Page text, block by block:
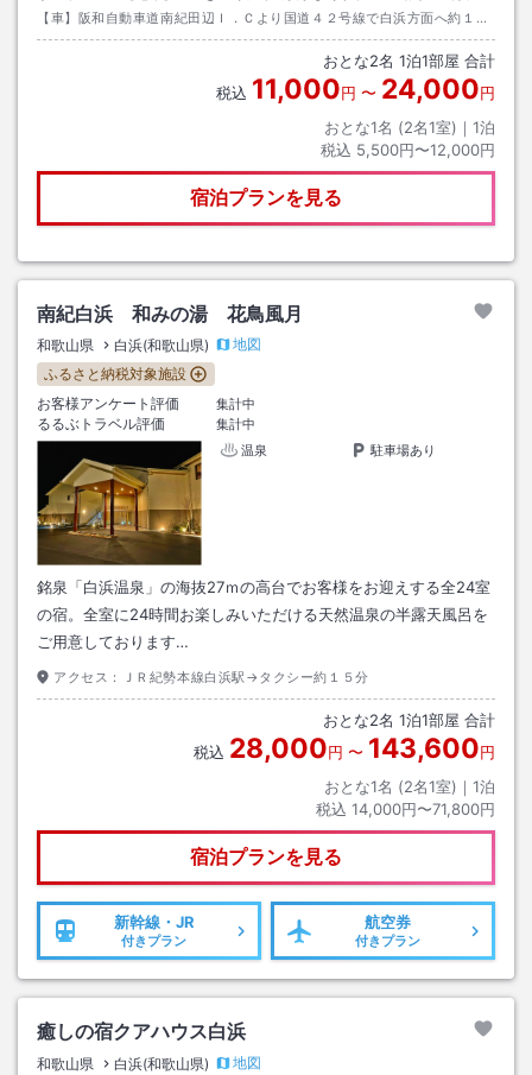
【車】阪和自動車道南紀田辺Ｉ．Ｃより国道４２号線で白浜方面へ約１５
分。
おとな2名 1泊1部屋 合計
税込 11,000円 〜 24,000円
おとな1名 (2名1室)｜ 1泊
税込 5,500円〜12,000円
宿泊プランを見る
南紀白浜 和みの湯 花鳥風月
和歌山県 白浜(和歌山県)
地図
ふるさと納税対象施設
お客様アンケート評価
集計中
るるぶトラベル評価
集計中
温泉
駐車場あり
銘泉「白浜温泉」の海抜27ｍの高台でお客様をお迎えする全24室
の宿。全室に24時間お楽しみいただける天然温泉の半露天風呂を
ご用意しております…
アクセス： ＪＲ紀勢本線白浜駅→タクシー約１５分
おとな2名 1泊1部屋 合計
税込 28,000円 〜 143,600円
おとな1名 (2名1室)｜ 1泊
税込 14,000円〜71,800円
宿泊プランを見る
新幹線・JR
付きプラン
航空券
付きプラン
癒しの宿クアハウス白浜
和歌山県 白浜(和歌山県)
地図